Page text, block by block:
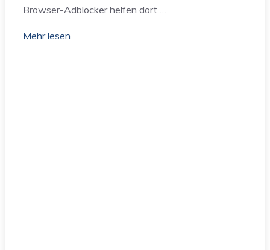
Browser-Adblocker helfen dort …
Mehr lesen